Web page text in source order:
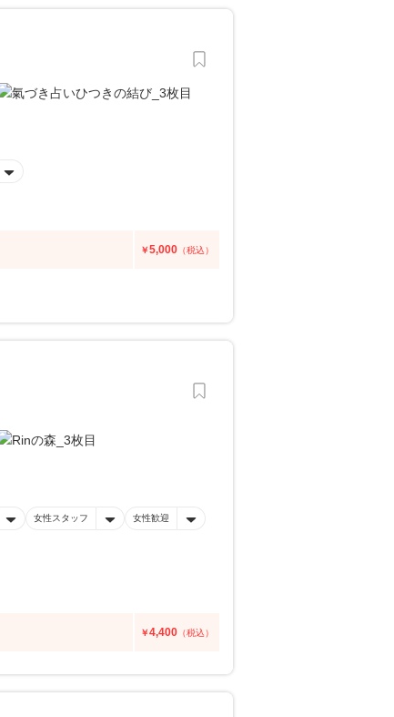
￥5,000 （税込）
女性スタッフ 女性歓迎
￥4,400 （税込）